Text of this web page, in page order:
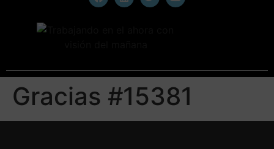
Gracias #15381